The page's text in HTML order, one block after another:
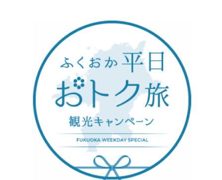
プライバシーポリシー
お問い合わせ